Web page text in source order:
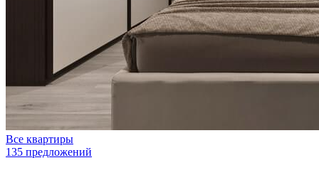
Все квартиры
135 предложений